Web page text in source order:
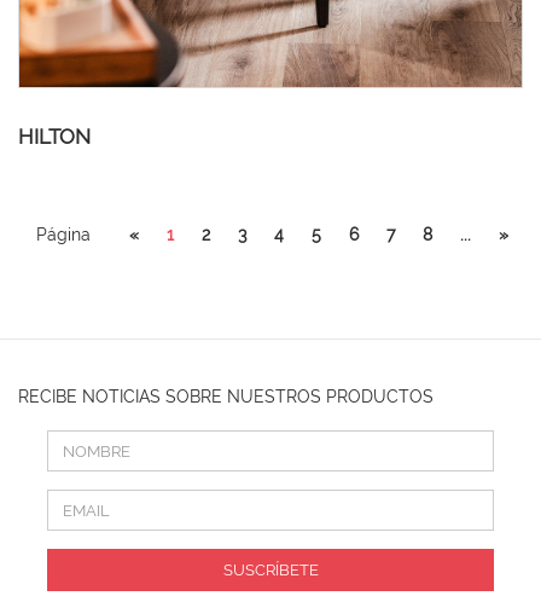
HILTON
Página « 1 2 3 4 5 6 7 8 ... »
RECIBE NOTICIAS SOBRE NUESTROS PRODUCTOS
SUSCRÍBETE